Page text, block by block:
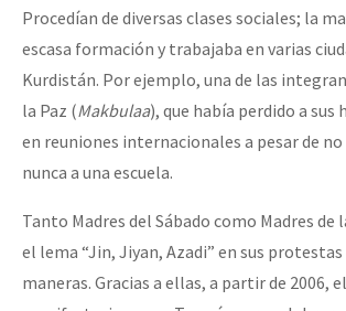
Procedían de diversas clases sociales; la
escasa formación y trabajaba en varias
Kurdistán. Por ejemplo, una de las
la Paz (Makbulaa), que había perdido a
en reuniones internacionales a pesar de
nunca a una escuela.
Tanto Madres del Sábado como Madres
el lema “Jin, Jiyan, Azadi” en sus
maneras. Gracias a ellas, a partir de 2006,